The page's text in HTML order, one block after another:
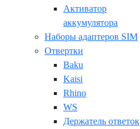
Активатор
аккумулятора
Наборы адаптеров SIM
Отвертки
Baku
Kaisi
Rhino
WS
Держатель ответок